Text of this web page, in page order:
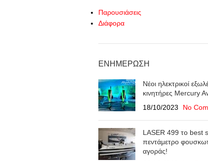
Παρουσιάσεις
Διάφορα
ΕΝΗΜΈΡΩΣΗ
Νέοι ηλεκτρικοί
κινητήρες Mercury
18/10/2023
No
LASER 499 το best
πεντάμετρο
αγοράς!